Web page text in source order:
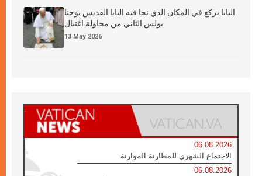
البابا يركع في المكان الذي نجا فيه البابا القديس يوحنا
بولس الثاني من محاولة اغتيال
13 May 2026
06.08.2026
الاجتماع الشهري للمطارنة الموارنة
06.08.2026